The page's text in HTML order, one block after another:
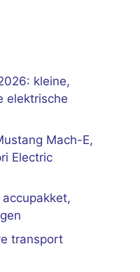
kleine,
elektrische
Mach-E,
Electric
transport